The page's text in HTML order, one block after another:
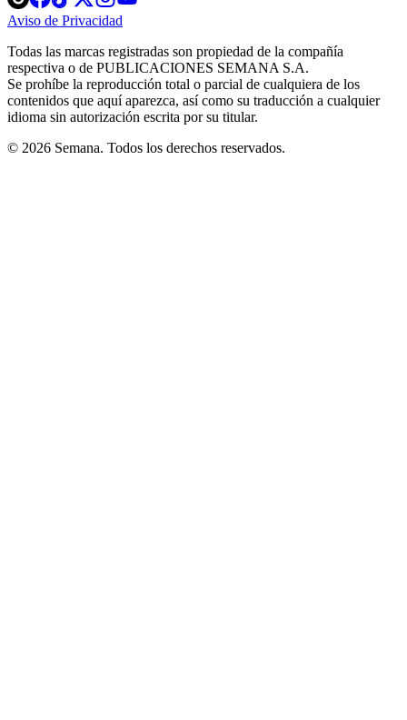
in
new
in
new
in
new
window
new
windowwindow
Aviso de Privacidad
new
window
Todas las marcas registradas son propiedad de la compañía
respectiva o de PUBLICACIONES SEMANA S.A.
Se prohíbe la reproducción total o parcial de cualquiera de los
contenidos que aquí aparezca, así como su traducción a cualquier
idioma sin autorización escrita por su titular.
© 2026 Semana. Todos los derechos reservados.